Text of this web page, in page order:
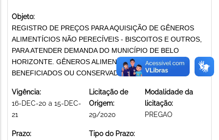
Objeto:
REGISTRO DE PREÇOS PARA AQUISIÇÃO DE GÊNEROS
ALIMENTÍCIOS NÃO PERECÍVEIS - BISCOITOS E OUTROS,
PARA ATENDER DEMANDA DO MUNICÍPIO DE BELO
HORIZONTE. GÊNEROS ALIMENTÍCIOS NATURAIS,
BENEFICIADOS OU CONSERVADOS
Vigência:
16-DEC-20 a 15-DEC-
21
Licitação de
Origem:
29/2020
Modalidade da
licitação:
PREGAO
Prazo:
Tipo do Prazo: